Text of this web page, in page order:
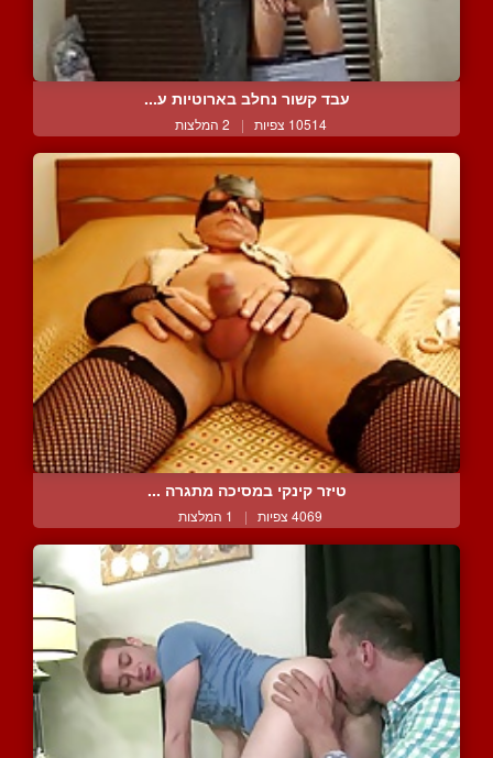
עבד קשור נחלב בארוטיות ע...
10514 צפיות | 2 המלצות
טיזר קינקי במסיכה מתגרה ...
4069 צפיות | 1 המלצות